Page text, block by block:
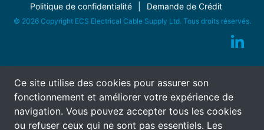
Ce site utilise des cookies pour assurer son
fonctionnement et améliorer votre expérience de
navigation. Vous pouvez accepter tous les cookies
ou refuser ceux qui ne sont pas essentiels. Les
Politique de confidentialité
Demande de Crédit
© 2026 Copyright ECS Electrical Cable Supply Ltd. Tous droits réservés.